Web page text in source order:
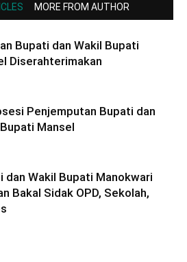
MORE FROM AUTHOR
Bupati dan Wakil Bupati
Diserahterimakan
Penjemputan Bupati dan
Mansel
dan Wakil Bupati Manokwari
Bakal Sidak OPD, Sekolah,